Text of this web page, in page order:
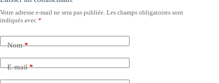
Votre adresse e-mail ne sera pas publiée. Les champs obligatoires sont
indiqués avec *
Nom*
E-mail*